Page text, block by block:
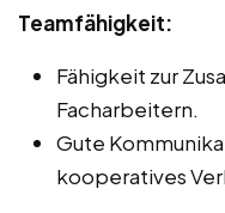
Teamfähigkeit:
Fähigkeit zur
Facharbeitern.
Gute
kooperatives